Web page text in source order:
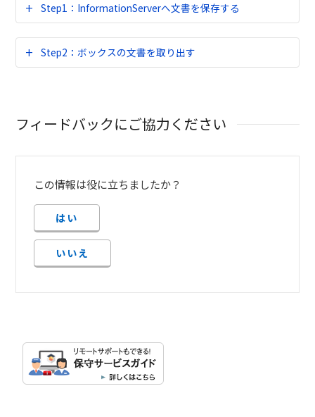
Step1：InformationServerへ文書を保存する
Step2：ボックスの文書を取り出す
フィードバックにご協力ください
この情報は役に立ちましたか？
はい
いいえ